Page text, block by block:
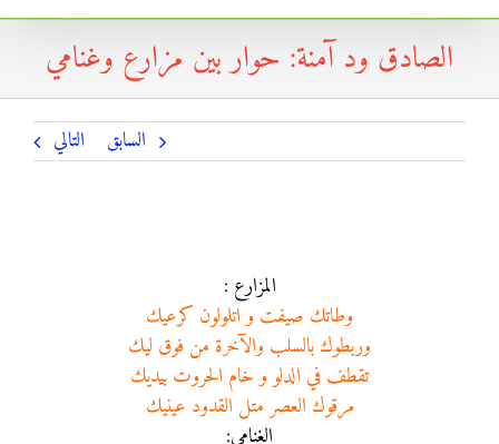
الصادق ود آمنة: حوار بين مزارع وغنامي
السابق التالي
المزارع :
وطاتك صيفت و اتلولون كرعيك
وربطوك بالسلب والآخرة من فوق ليك
تقطف في الدلو و خام الحروت بيديك
مرقوك العصر متل القدود عينيك
الغنامي: